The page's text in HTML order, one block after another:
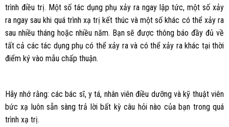
trình điều trị. Một số tác dụng phụ xảy ra ngay lập tức, một số xảy
ra ngay sau khi quá trình xạ trị kết thúc và một số khác có thể xảy ra
sau nhiều tháng hoặc nhiều năm. Bạn sẽ được thông báo đầy đủ về
tất cả các tác dụng phụ có thể xảy ra và có thể xảy ra khác tại thời
điểm ký vào mẫu chấp thuận.
Hãy nhớ rằng: các bác sĩ, y tá, nhân viên điều dưỡng và kỹ thuật viên
bức xạ luôn sẵn sàng trả lời bất kỳ câu hỏi nào của bạn trong quá
trình xạ trị.